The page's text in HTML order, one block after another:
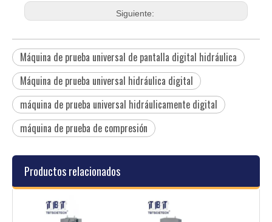
Siguiente:
Máquina de prueba universal de pantalla digital hidráulica
Máquina de prueba universal hidráulica digital
máquina de prueba universal hidráulicamente digital
máquina de prueba de compresión
Productos relacionados